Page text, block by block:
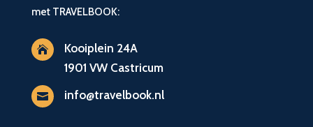
met TRAVELBOOK:

Kooiplein 24A
1901 VW Castricum
 info@travelbook.nl